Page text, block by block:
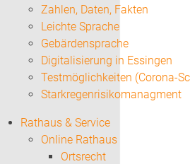
Zahlen, Daten, Fakten
Leichte Sprache
Gebärdensprache
Digitalisierung in Essingen
Testmöglichkeiten (Corona-
Starkregenrisikomanagment
Rathaus & Service
Online Rathaus
Ortsrecht